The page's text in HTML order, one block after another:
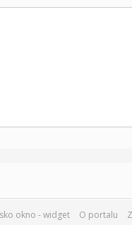
okno - widget O portalu